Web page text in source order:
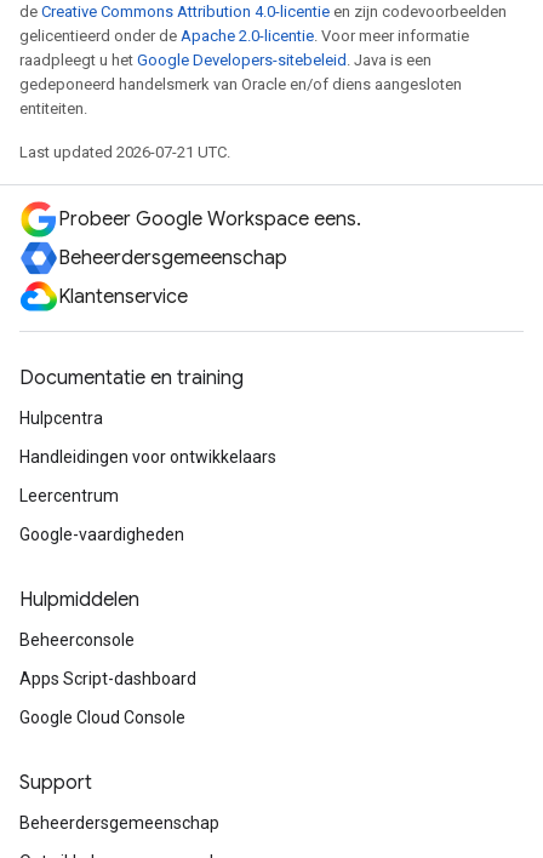
de Creative Commons Attribution 4.0-licentie en zijn codevoorbeelden
gelicentieerd onder de Apache 2.0-licentie . Voor meer informatie
raadpleegt u het Google Developers-sitebeleid . Java is een
gedeponeerd handelsmerk van Oracle en/of diens aangesloten
entiteiten.
Last updated 2026-07-21 UTC.
Probeer Google Workspace eens.
Beheerdersgemeenschap
Klantenservice
Documentatie en training
Hulpcentra
Handleidingen voor ontwikkelaars
Leercentrum
Google-vaardigheden
Hulpmiddelen
Beheerconsole
Apps Script-dashboard
Google Cloud Console
Support
Beheerdersgemeenschap